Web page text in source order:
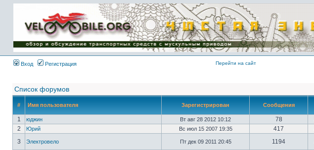
Имя пользователя:
Пароль:
{ LOG_ME_IN_SHORT
}
Вход Регистрация Перейти на сайт
Список форумов
# Имя пользователя Зарегистрирован Сообщения
1 юджин Вт авг 28 2012 10:12 78
2
Юрий Вс июл 15 2007 19:35 417
3
Электровело Пт дек 09 2011 20:45 1194